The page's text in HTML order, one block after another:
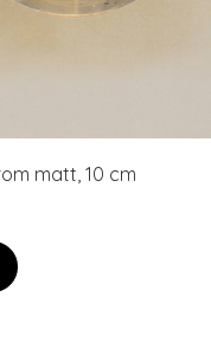
matt, 10 cm